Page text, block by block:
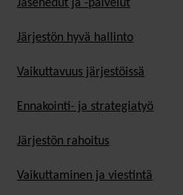
Jäsen­edut ja -palvelut
Järjestön hyvä hallinto
Vaikuttavuus järjestöissä
Ennakointi- ja strategiatyö
Järjestön rahoitus
Vaikuttaminen ja viestintä